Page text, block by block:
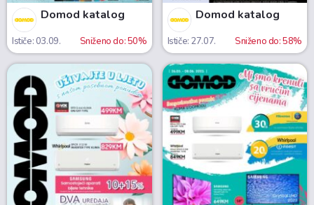
Domod katalog
Ističe: 03.09. Sniženo do: 50%
Domod katalog
Ističe: 27.07. Sniženo do: 58%